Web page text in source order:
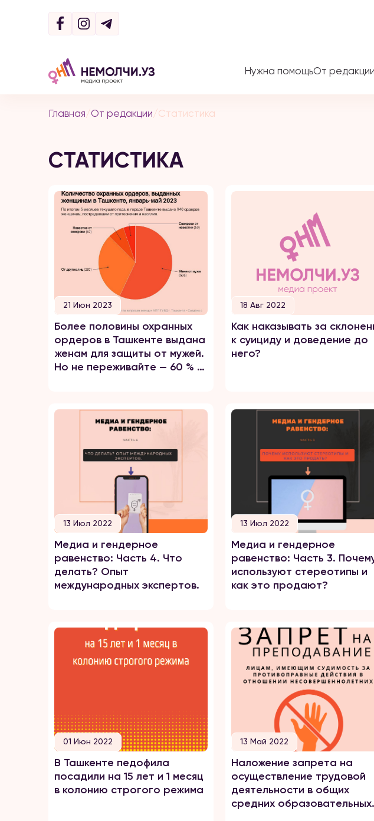
Нужна помощьОт редакции
Главная/От редакции/Статистика
СТАТИСТИКА
21 Июн 2023
Более половины охранных
ордеров в Ташкенте выдана
женам для защиты от мужей.
Но не переживайте — 60 % из
18 Авг 2022
Как наказывать за
к суициду и доведение до
него?
13 Июл 2022
Медиа и гендерное
равенство: Часть 4. Что
делать? Опыт
международных экспертов.
13 Июл 2022
Медиа и гендерное
равенство: Часть 3.
используют стереотипы и
как это продают?
01 Июн 2022
В Ташкенте педофила
посадили на 15 лет и 1 месяц
в колонию строгого режима
13 Май 2022
Наложение запрета на
осуществление трудовой
деятельности в общих
средних образовательных